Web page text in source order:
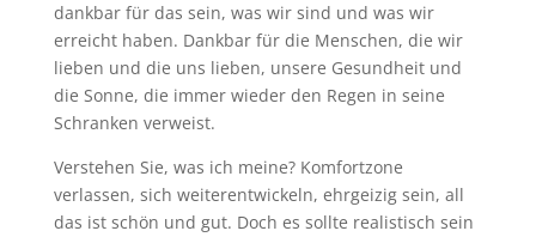
dankbar für das sein, was wir sind und was wir
erreicht haben. Dankbar für die Menschen, die wir
lieben und die uns lieben, unsere Gesundheit und
die Sonne, die immer wieder den Regen in seine
Schranken verweist.
Verstehen Sie, was ich meine? Komfortzone
verlassen, sich weiterentwickeln, ehrgeizig sein, all
das ist schön und gut. Doch es sollte realistisch sein